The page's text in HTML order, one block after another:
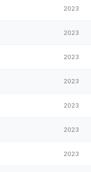
2023
2023
2023
2023
2023
2023
2023